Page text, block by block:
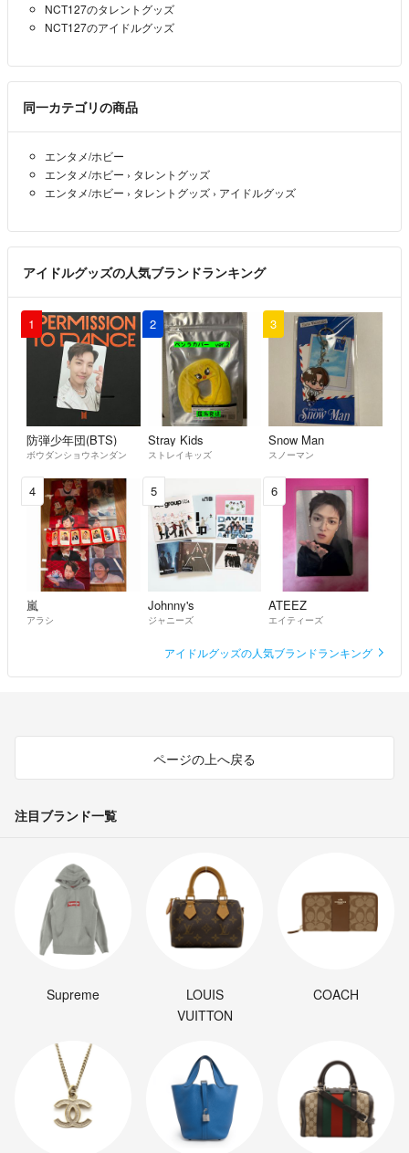
NCT127のタレントグッズ
NCT127のアイドルグッズ
同一カテゴリの商品
エンタメ/ホビー
エンタメ/ホビー › タレントグッズ
エンタメ/ホビー › タレントグッズ › アイドルグッズ
アイドルグッズの人気ブランドランキング
1
防弾少年団(BTS)
ボウダンショウネンダン
2
Stray Kids
ストレイキッズ
3
Snow Man
スノーマン
4
嵐
アラシ
5
Johnny's
ジャニーズ
6
ATEEZ
エイティーズ
アイドルグッズの人気ブランドランキング
ページの上へ戻る
注目ブランド一覧
Supreme
LOUIS
VUITTON
COACH